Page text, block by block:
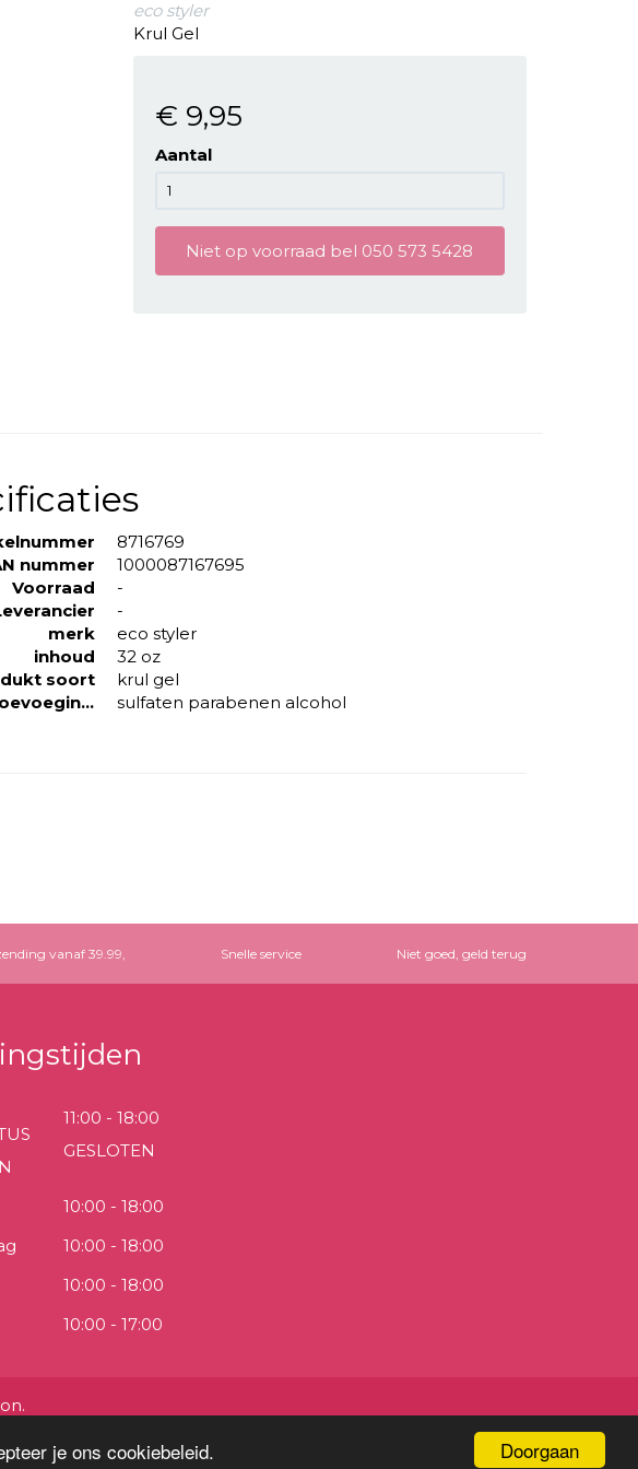
Doorgaan
je ons cookiebeleid.
eco styler
Krul Gel
€ 9,95
Aantal
Niet op voorraad bel 050 573 5428
8716769
nummer
1000087167695
Voorraad
-
-
merk
eco styler
inhoud
32 oz
soort
krul gel
Zonder toevoeging van
sulfaten parabenen alcohol
vanaf 39.99, Snelle service Niet goed, geld terug
11:00 - 18:00
GESLOTEN
10:00 - 18:00
10:00 - 18:00
10:00 - 18:00
10:00 - 17:00